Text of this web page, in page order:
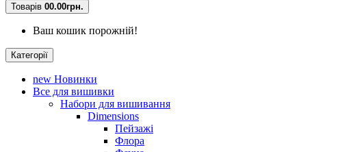
Товарів 00.00грн.
Ваш кошик порожній!
Категорії
new Новинки
Все для вишивки
Набори для вишивання
Dimensions
Пейзажі
Флора